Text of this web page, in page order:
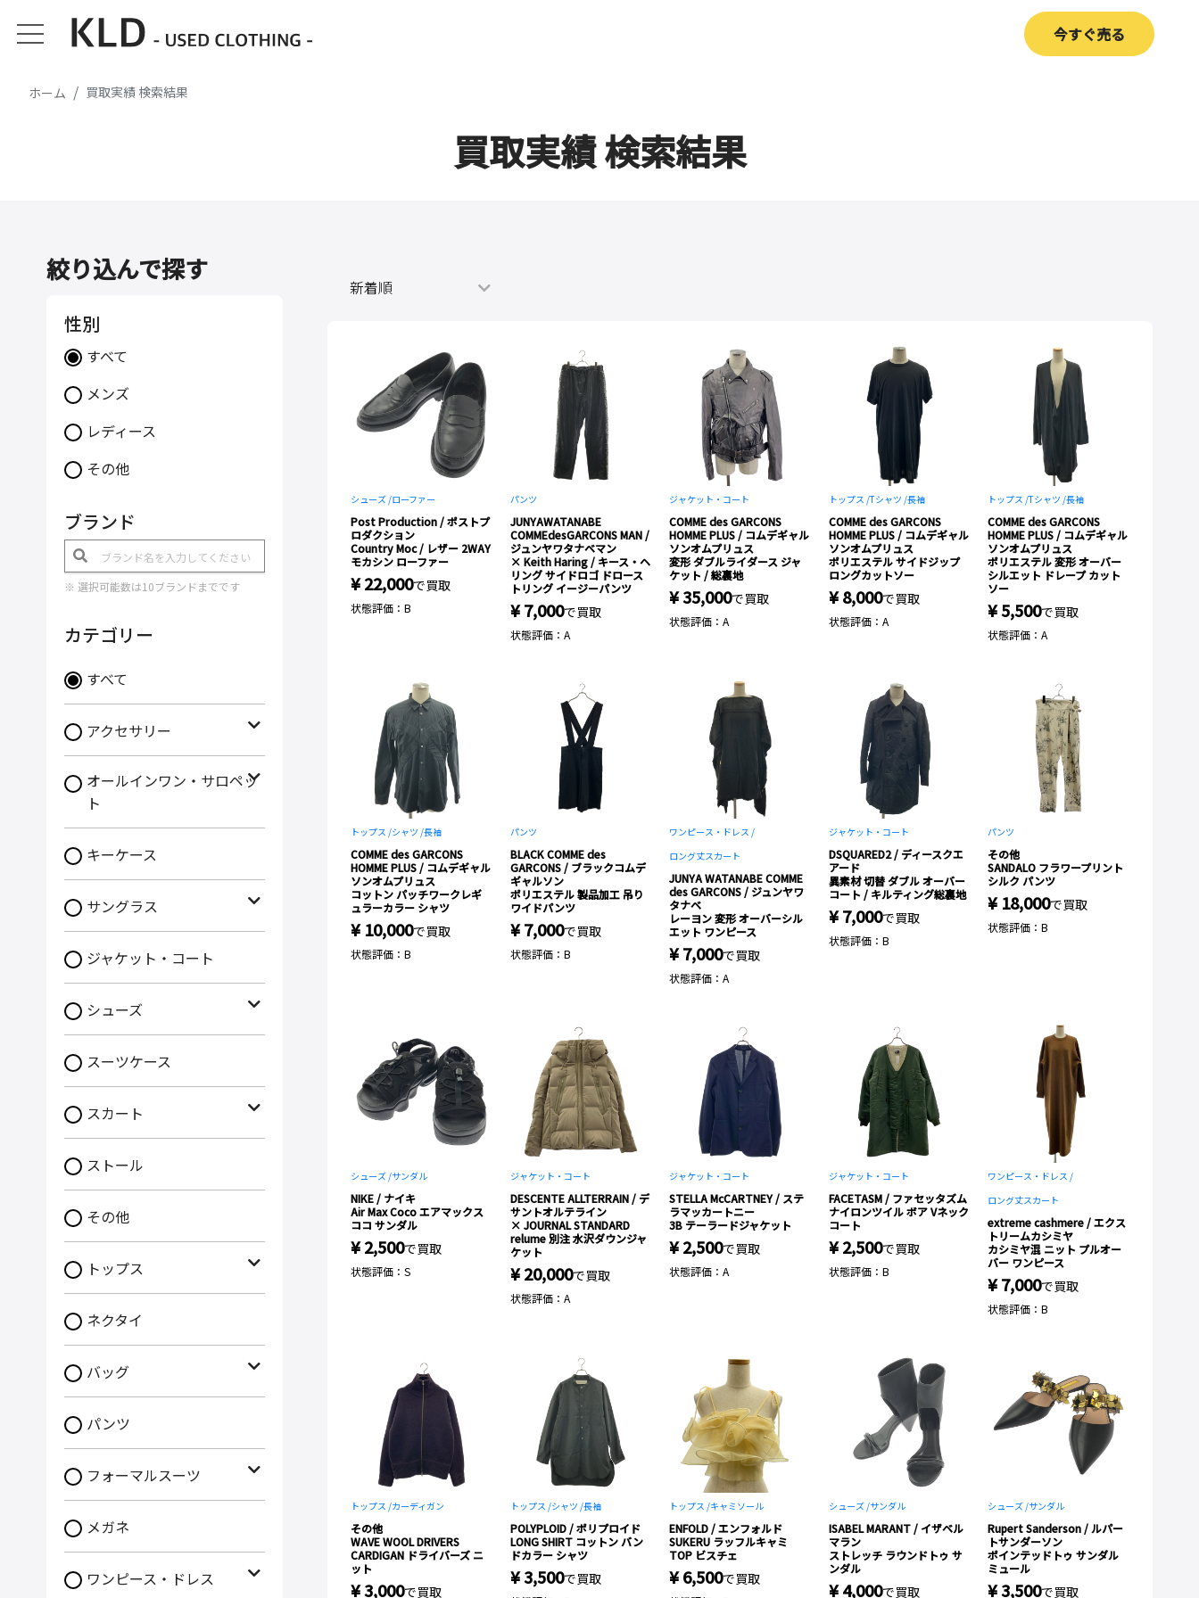
今すぐ売る
ホーム 買取実績 検索結果
買取実績 検索結果
絞り込んで探す
性別
すべて
メンズ
レディース
その他
ブランド
※ 選択可能数は10ブランドまでです
カテゴリー
すべて
アクセサリー
オールインワン・サロペッ
ト
キーケース
サングラス
ジャケット・コート
シューズ
スーツケース
スカート
ストール
その他
トップス
ネクタイ
バッグ
パンツ
フォーマルスーツ
メガネ
ワンピース・ドレス
シューズ /ローファー
Post Production / ポストプ
ロダクション
Country Moc / レザー 2WAY
モカシン ローファー
¥ 22,000で買取
状態評価：B
パンツ
JUNYAWATANABE
COMMEdesGARCONS MAN /
ジュンヤワタナベマン
× Keith Haring / キース・ヘ
リング サイドロゴ ドロース
トリング イージーパンツ
¥ 7,000で買取
状態評価：A
ジャケット・コート
COMME des GARCONS
HOMME PLUS / コムデギャル
ソンオムプリュス
変形 ダブルライダース ジャ
ケット / 総裏地
¥ 35,000で買取
状態評価：A
トップス /Tシャツ /長袖
COMME des GARCONS
HOMME PLUS / コムデギャル
ソンオムプリュス
ポリエステル サイドジップ
ロングカットソー
¥ 8,000で買取
状態評価：A
トップス /Tシャツ /長袖
COMME des GARCONS
HOMME PLUS / コムデギャル
ソンオムプリュス
ポリエステル 変形 オーバー
シルエット ドレープ カット
ソー
¥ 5,500で買取
状態評価：A
トップス /シャツ /長袖
COMME des GARCONS
HOMME PLUS / コムデギャル
ソンオムプリュス
コットン パッチワークレギ
ュラーカラー シャツ
¥ 10,000で買取
状態評価：B
パンツ
BLACK COMME des
GARCONS / ブラックコムデ
ギャルソン
ポリエステル 製品加工 吊り
ワイドパンツ
¥ 7,000で買取
状態評価：B
ワンピース・ドレス /
ロング丈スカート
JUNYA WATANABE COMME
des GARCONS / ジュンヤワ
タナベ
レーヨン 変形 オーバーシル
エット ワンピース
¥ 7,000で買取
状態評価：A
ジャケット・コート
DSQUARED2 / ディースクエ
アード
異素材 切替 ダブル オーバー
コート / キルティング総裏地
¥ 7,000で買取
状態評価：B
パンツ
その他
SANDALO フラワープリント
シルク パンツ
¥ 18,000で買取
状態評価：B
シューズ /サンダル
NIKE / ナイキ
Air Max Coco エアマックス
ココ サンダル
¥ 2,500で買取
状態評価：S
ジャケット・コート
DESCENTE ALLTERRAIN / デ
サントオルテライン
× JOURNAL STANDARD
relume 別注 水沢ダウンジャ
ケット
¥ 20,000で買取
状態評価：A
ジャケット・コート
STELLA McCARTNEY / ステ
ラマッカートニー
3B テーラードジャケット
¥ 2,500で買取
状態評価：A
ジャケット・コート
FACETASM / ファセッタズム
ナイロンツイル ボア Vネック
コート
¥ 2,500で買取
状態評価：B
ワンピース・ドレス /
ロング丈スカート
extreme cashmere / エクス
トリームカシミヤ
カシミヤ混 ニット プルオー
バー ワンピース
¥ 7,000で買取
状態評価：B
トップス /カーディガン
その他
WAVE WOOL DRIVERS
CARDIGAN ドライバーズ ニ
ット
¥ 3,000で買取
トップス /シャツ /長袖
POLYPLOID / ポリプロイド
LONG SHIRT コットン バン
ドカラー シャツ
¥ 3,500で買取
トップス /キャミソール
ENFOLD / エンフォルド
SUKERU ラッフルキャミ
TOP ビスチェ
¥ 6,500で買取
シューズ /サンダル
ISABEL MARANT / イザベル
マラン
ストレッチ ラウンドトゥ サ
ンダル
¥ 4,000で買取
シューズ /サンダル
Rupert Sanderson / ルパー
トサンダーソン
ポインテッドトゥ サンダル
ミュール
¥ 3,500で買取